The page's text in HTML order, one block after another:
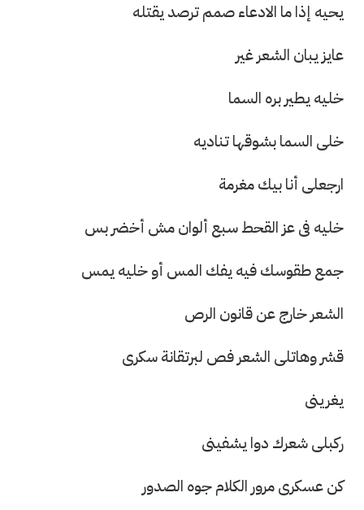
يحيه إذا ما الادعاء صمم ترصد يقتله
عايز يبان الشعر غير
خليه يطير بره السما
خلى السما بشوقها تناديه
ارجعلى أنا بيك مغرمة
خليه فى عز القحط سبع ألوان مش أخضر بس
جمع طقوسك فيه يفك المس أو خليه يمس
الشعر خارج عن قانون الرص
قشر وهاتلى الشعر فص لبرتقانة سكرى
يغرينى
ركبلى شعرك دوا يشفينى
كن عسكرى مرور الكلام جوه الصدور